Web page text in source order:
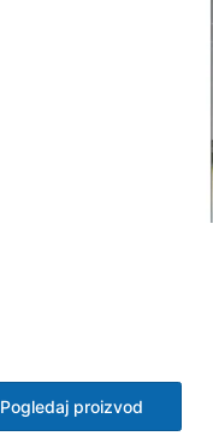
Pogledaj proizvod